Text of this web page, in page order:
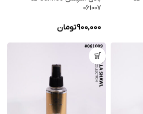
061007
900,000تومان